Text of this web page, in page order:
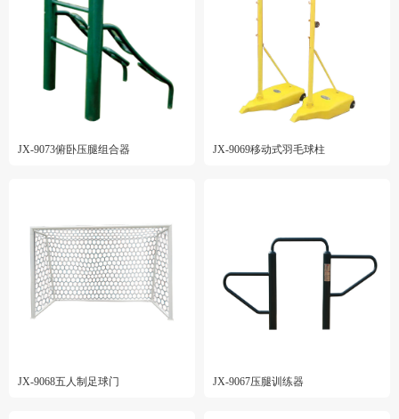
JX-9073俯卧压腿组合器 JX-9069移动式羽毛球柱
JX-9068五人制足球门 JX-9067压腿训练器